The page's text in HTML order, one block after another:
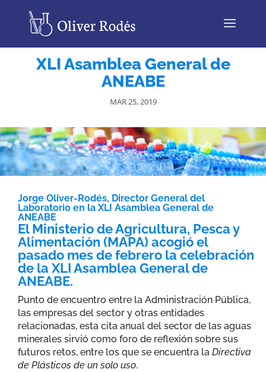
XLI Asamblea General de
ANEABE
MAR 25, 2019
Jorge Oliver-Rodés, Director General del
Laboratorio en la XLI Asamblea General de
ANEABE
ElMinisterio de Agricultura, Pesca y
Alimentación (MAPA) acogió el
pasado mes de febrero la celebración
de la XLI Asamblea General de
ANEABE.
Punto de encuentro entre la Administración Pública,
las empresas del sector y otras entidades
relacionadas, esta cita anual del sector de las aguas
minerales sirvió como foro de reflexión sobre sus
futuros retos, entre los que se encuentra la Directiva
de Plásticos de un solo uso.